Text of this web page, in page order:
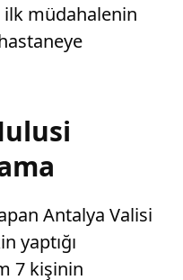
ilk müdahalenin
Antalya Valisi
yaptığı
7 kişinin